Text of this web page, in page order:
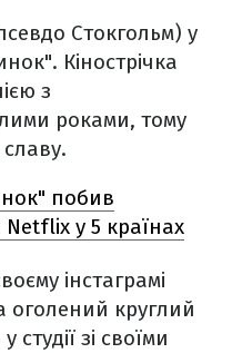
Стокгольм) у
Кінострічка
з
роками, тому
побив
у 5 країнах
інстаграмі
оголений круглий
зі своїми